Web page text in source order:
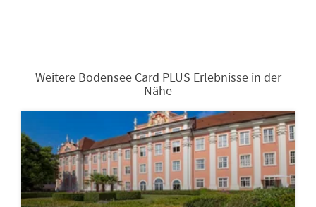
Weitere Bodensee Card PLUS Erlebnisse in der
Nähe